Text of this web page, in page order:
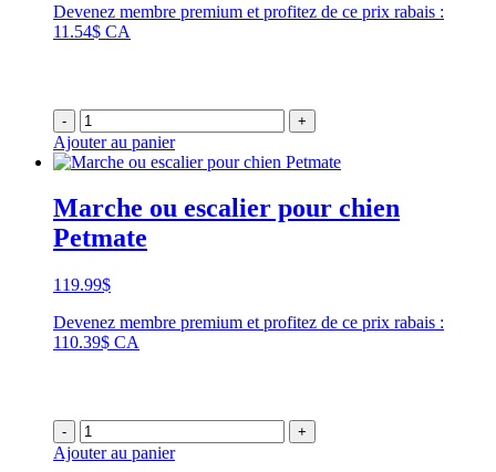
prix :
Devenez membre premium et profitez de ce prix rabais :
11.54$ CA
- +
Ajouter au panier
Marche ou escalier pour chien
Petmate
119.99$
Devenez membre premium et profitez de ce prix rabais :
110.39$ CA
- +
Ajouter au panier